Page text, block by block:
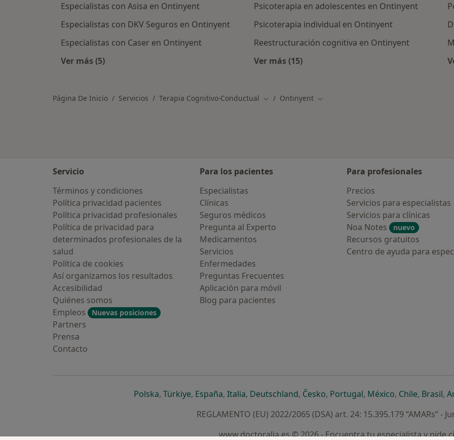
Especialistas con Asisa en Ontinyent
Especialistas con DKV Seguros en Ontinyent
Especialistas con Caser en Ontinyent
Ver más (5)
Psicoterapia en adolescentes en Ontinyent
Psicoterapia individual en Ontinyent
Reestructuración cognitiva en Ontinyent
Ver más (15)
Página De Inicio Servicios Terapia Cognitivo-Conductual Cambiar de ciudad
Ontinyent Cambiar de ciudad
Servicio
Términos y condiciones
Política privacidad pacientes
Política privacidad profesionales
Política de privacidad para
determinados profesionales de la
salud
Política de cookies
Así organizamos los resultados
Accesibilidad
Quiénes somos
Empleos
Nuevas posiciones
Partners
Prensa
Contacto
Para los pacientes
Especialistas
Clínicas
Seguros médicos
Pregunta al Experto
Medicamentos
Servicios
Enfermedades
Preguntas Frecuentes
Aplicación para móvil
Blog para pacientes
Para profesionales
Precios
Servicios para especialistas
Servicios para clínicas
Noa Notes
nuevo
Recursos gratuitos
Centro de ayuda para
Polskase abre en una nueva pestaña
, Türkiyese abre en una nueva pestaña
, Españase abre en una nueva pestaña
, Italiase abre en una nueva pestaña
, Deutschlandse abre en una nueva pestaña
, Českose abre en una nueva pestaña
, Portugalse abre en una nueva
, Méxicose abre en una
, Chilese abre
, Brasilse
,
REGLAMENTO (EU) 2022/2065 (DSA) art. 24: 15.395.179 “AMARs” -
www.doctoralia.es © 2026 - Encuentra tu especialista y pide